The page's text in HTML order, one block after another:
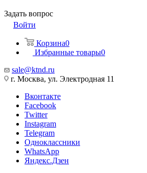
Задать вопрос
Войти
Корзина0
Избранные товары0
sale@ktnd.ru
г. Москва, ул. Электродная 11
Вконтакте
Facebook
Twitter
Instagram
Telegram
Одноклассники
WhatsApp
Яндекс.Дзен